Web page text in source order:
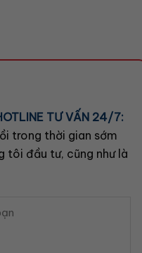
TƯ VẤN 24/7:
trong thời gian sớm
tôi đầu tư, cũng như là